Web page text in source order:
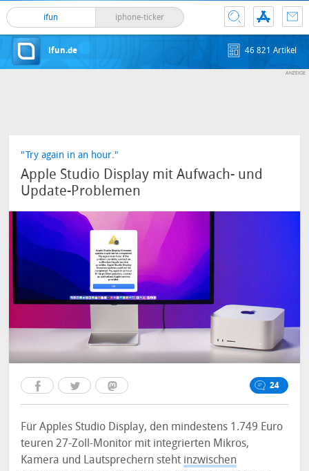
ifun iphone-ticker
ifun.de 46 821 Artikel
"Try again in an hour."
Apple Studio Display mit Aufwach- und
Update-Problemen
24
Für Apples Studio Display, den mindestens 1.749 Euro
teuren 27-Zoll-Monitor mit integrierten Mikros,
Kamera und Lautsprechern steht inzwischen